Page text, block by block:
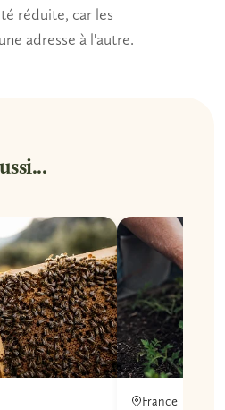
réduite, car les
adresse à l'autre.
France